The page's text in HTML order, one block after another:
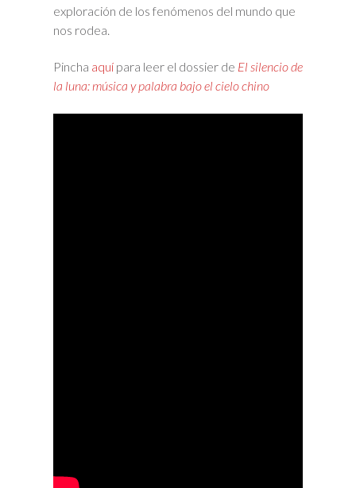
exploración de los fenómenos del mundo que
nos rodea.
Pincha aquípara leer el dossier de El silencio de
la luna: música y palabra bajo el cielo chino